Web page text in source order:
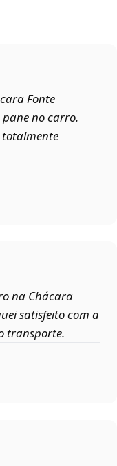
Fonte
no carro.
totalmente
na Chácara
satisfeito com a
transporte.